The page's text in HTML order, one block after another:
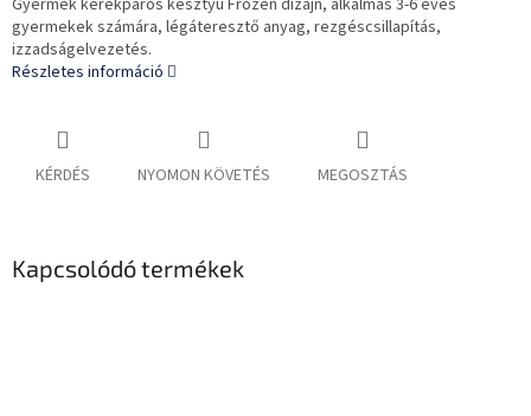
Gyermek kerékpáros kesztyű Frozen dizájn, alkalmas 3-6 éves
gyermekek számára, légáteresztő anyag, rezgéscsillapítás,
izzadságelvezetés.
Részletes információ
KÉRDÉS NYOMON KÖVETÉS MEGOSZTÁS
Kapcsolódó termékek